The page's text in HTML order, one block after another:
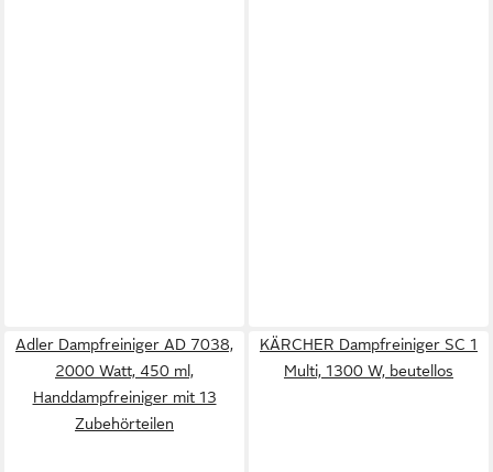
Adler Dampfreiniger AD 7038,
2000 Watt, 450 ml,
Handdampfreiniger mit 13
Zubehörteilen
KÄRCHER Dampfreiniger SC 1
Multi, 1300 W, beutellos